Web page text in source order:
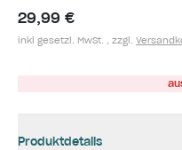
29,99 €
inkl gesetzl. MwSt. , zzgl.
Produktdetails